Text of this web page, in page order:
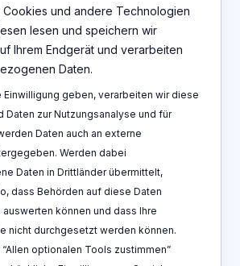
und andere Technologien
lesen und speichern wir
Ihrem Endgerät und verarbeiten
Daten.
Einwilligung geben, verarbeiten wir diese
Daten zur Nutzungsanalyse und für
Daten auch an externe
Werden dabei
Daten in Drittländer übermittelt,
dass Behörden auf diese Daten
können und dass Ihre
nicht durchgesetzt werden können.
optionalen Tools zustimmen”